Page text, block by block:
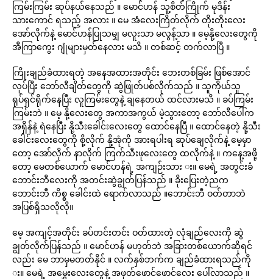
ကြမ်းကြမ်း ဆုပ်နယ်နေသည် ။ မောင်ဟန် သူ့စိတ်ကြိုက် မုဒိန်း
သားကောင် ရသည့် အလား ။ မေ အံလေးကြိတ်လိုက် တိုးတိုးလေး
အော်လိုက်နဲ့ မောင်ဟန်ပြုသမျှ မလူးသာ မလွန့်သာ ။ မေ့နို့လေးတွေကို
အီကြာကွေး ဂျုံများမှတ်နေလား မသိ ။ တစ်ဆင့် တက်လာပြီ ။
ကြိုးချည်ခံထားရတဲ့ အနေအထားအတိုင်း ဘေးတစ်ခြမ်း ဖြစ်အောင်
လုပ်ပြီး ဘော်လီချိတ်တွေကို ဆွဲဖြုတ်ပစ်လိုက်သည် ။ သူကိုယ်သူ
ရုပ်ရှင်ရိုက်နေပြီး လူကြမ်းတွေနဲ့ ချနေတယ် ထင်လားမသိ ။ ခပ်ကြမ်း
ကြမ်းဘဲ ။ မေ့ နို့လေးတွေ အကာအကွယ် မဲ့သွားတော့ ဘော်လီပေါ်က
အရှိန်နဲ့ ရဲနေပြီး နို့သီးခေါင်းလေးတွေ ထောင်နေပြီ ။ ထောင်နေတဲ့ နို့သီး
ခေါင်းလေးတွေကို စို့လိုက် နို့အုံကို အားရပါးရ ဆုပ်ချေလိုက်နဲ့ မေ့မှာ
တော့ အော်လိုက် နာလိုက် ကြက်သီးဖုလေးတွေ ထလိုက်နဲ့ ။ ကနေ့အဖို့
တော့ မေတစ်ယောက် မောင်ဟန်ရဲ့ အကျဉ်းသား း။ မေရဲ့ အတွင်းခံ
ဘောင်းဘီလေးကို အတင်းဆွဲချွတ်ပြန်သည် ။ ခိုးပြေးတဲ့ညက
ဘောင်းဘီ ကိစ္စ ခေါင်းထဲ ရောက်လာသည် ။ဘောင်းဘီ ဝတ်တာဘဲ
အပြစ်ရှိသလိုလို။
မေ့ အကျင့်အတိုင်း ခပ်တင်းတင်း ဝတ်ထားတဲ့ လုံချည်လေးကို ဆွဲ
ချွတ်လိုက်ပြန်သည် ။ မောင်ဟန် မဟုတ်ဘဲ အခြားတစ်ယောက်ဆိုရင်
လည်း မေ ဘာမှမတတ်နိုင် ။ လက်နှစ်ဘက်က ချည်ခံထားရသည်ကို
း။ မေရဲ့ အမွှေးလေးတွေနဲ့ အဖုတ်ဖောင်ဖောင်လေး ပေါ်လာသည် ။